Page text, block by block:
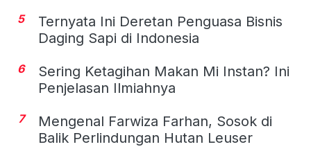
5
Ternyata Ini Deretan Penguasa Bisnis
Daging Sapi di Indonesia
6
Sering Ketagihan Makan Mi Instan? Ini
Penjelasan Ilmiahnya
7
Mengenal Farwiza Farhan, Sosok di
Balik Perlindungan Hutan Leuser